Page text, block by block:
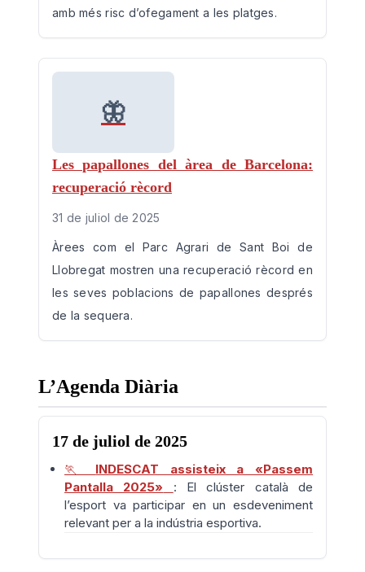
amb més risc d’ofegament a les platges.
🦋
Les papallones del àrea de Barcelona:
recuperació rècord
31 de juliol de 2025
Àrees com el Parc Agrari de Sant Boi de
Llobregat mostren una recuperació rècord en
les seves poblacions de papallones després
de la sequera.
L’Agenda Diària
17 de juliol de 2025
🏃 INDESCAT assisteix a «Passem
Pantalla 2025»
: El clúster català de
l’esport va participar en un esdeveniment
relevant per a la indústria esportiva.